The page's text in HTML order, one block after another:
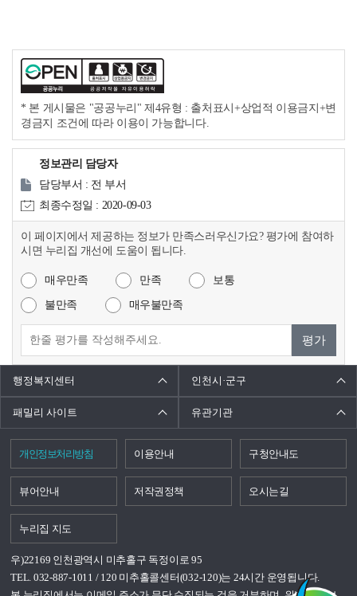
* 본 게시물은 "공공누리" 제4유형 : 출처표시+상업적 이용금지+변
경금지 조건에 따라 이용이 가능합니다.
정보관리 담당자
담당부서 : 전 부서
최종수정일 : 2020-09-03
이 페이지에서 제공하는 정보가 만족스러우신가요? 평가에 참여하
시면 누리집 개선에 도움이 됩니다.
매우만족 만족 보통
불만족 매우불만족
평가
행정복지센터 인천시·군구
패밀리 사이트 유관기관
개인정보처리방침 이용안내 구청안내도
뷰어안내 저작권정책 오시는길
누리집 지도
우)22169 인천광역시 미추홀구 독정이로 95
TEL. 032-887-1011 / 120 미추홀콜센터(032-120)는 24시간 운영됩니다.